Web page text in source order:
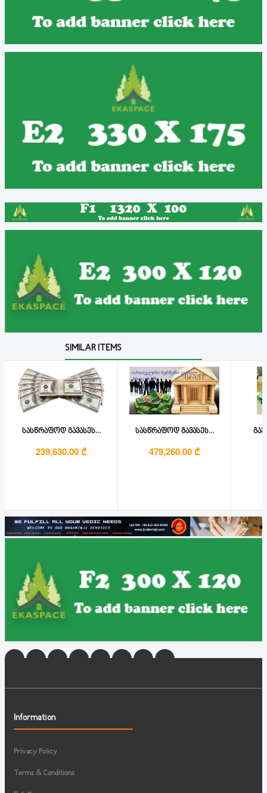
SIMILAR ITEMS
სასწრაფოდ გავასეს...
239,630.00 ₾
სასწრაფოდ გავასეს...
479,260.00 ₾
Information
Privacy Policy
Terms & Conditions